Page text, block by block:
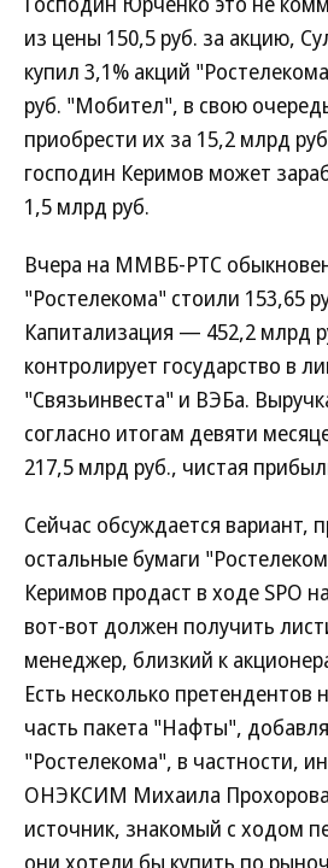
из цены 150,5 руб. за акцию,
купил 3,1% акций
руб. "Мобител", в свою
приобрести их за 15,2 млрд
господин Керимов может
1,5 млрд руб.
Вчера на ММВБ-РТС
"Ростелекома" стоили 153,65
Капитализация — 452,2 млрд
контролирует государство в
"Связьинвеста" и ВЭБа.
согласно итогам девяти
217,5 млрд руб., чистая
Сейчас обсуждается вариант,
остальные бумаги
Керимов продаст в ходе SPO
вот-вот должен получить
менеджер, близкий к
Есть несколько претендентов
часть пакета "Нафты",
"Ростелекома", в частности,
ОНЭКСИМ Михаила
источник, знакомый с ходом
они хотели бы купить по